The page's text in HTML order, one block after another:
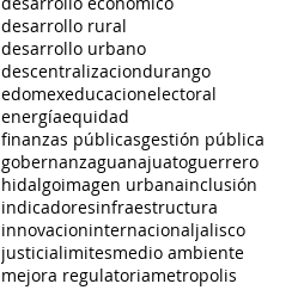
desarrollo rural
desarrollo urbano
descentralizaciondurango
edomexeducacionelectoral
energíaequidad
finanzas públicasgestión pública
gobernanzaguanajuatoguerrero
hidalgoimagen urbanainclusión
indicadoresinfraestructura
innovacioninternacionaljalisco
justicialimitesmedio ambiente
mejora regulatoriametropolis